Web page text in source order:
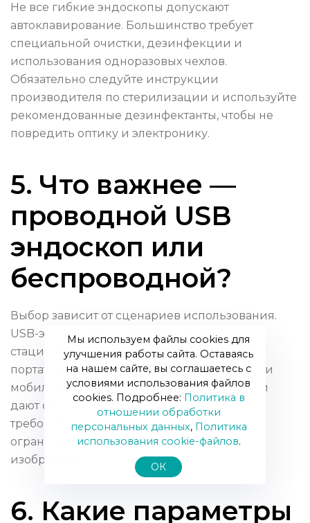
Не все гибкие эндоскопы допускают
автоклавирование. Большинство требует
специальной очистки, дезинфекции и
использования одноразовых чехлов.
Обязательно следуйте инструкции
производителя по стерилизации и используйте
рекомендованные дезинфектанты, чтобы не
повредить оптику и электронику.
5. Что важнее —
проводной USB
эндоскоп или
беспроводной?
Выбор зависит от сценариев использования.
USB-эндоскопы надёжны и стабильны для
стационарной работы, беспроводные и
портативные модели удобны для выездов и
мобильных клиник. Беспроводные модели
дают свободу передвижения, но могут
требовать контроля заряда и иметь
ограничения по передаче качества
изображения.
6. Какие параметры
Мы используем файлы cookies для
улучшения работы сайта. Оставаясь
на нашем сайте, вы соглашаетесь с
условиями использования файлов
cookies. Подробнее: Политика в
отношении обработки
персональных данных, Политика
использования сookie-файлов.
ОК